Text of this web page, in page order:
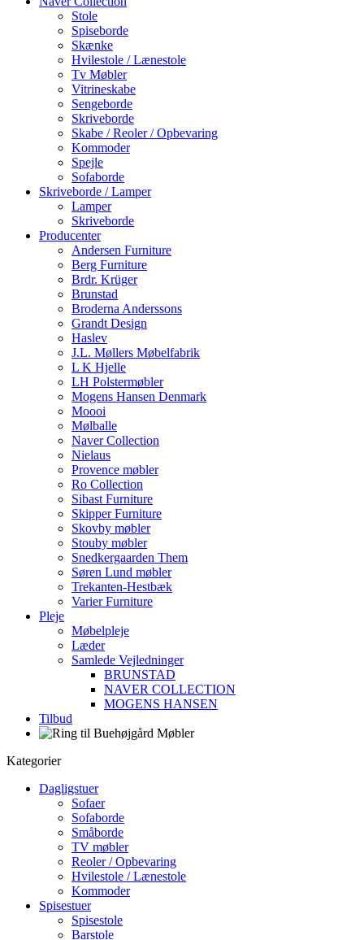
Stole
Spiseborde
Skænke
Hvilestole / Lænestole
Tv Møbler
Vitrineskabe
Sengeborde
Skriveborde
Skabe / Reoler / Opbevaring
Kommoder
Spejle
Sofaborde
Skriveborde / Lamper
Lamper
Skriveborde
Producenter
Andersen Furniture
Berg Furniture
Brdr. Krüger
Brunstad
Broderna Anderssons
Grandt Design
Haslev
J.L. Møllers Møbelfabrik
L K Hjelle
LH Polstermøbler
Mogens Hansen Denmark
Moooi
Mølballe
Naver Collection
Nielaus
Provence møbler
Ro Collection
Sibast Furniture
Skipper Furniture
Skovby møbler
Stouby møbler
Snedkergaarden Them
Søren Lund møbler
Trekanten-Hestbæk
Varier Furniture
Pleje
Møbelpleje
Læder
Samlede Vejledninger
BRUNSTAD
NAVER COLLECTION
MOGENS HANSEN
Tilbud
Kategorier
Dagligstuer
Sofaer
Sofaborde
Småborde
TV møbler
Reoler / Opbevaring
Hvilestole / Lænestole
Kommoder
Spisestuer
Spisestole
Barstole